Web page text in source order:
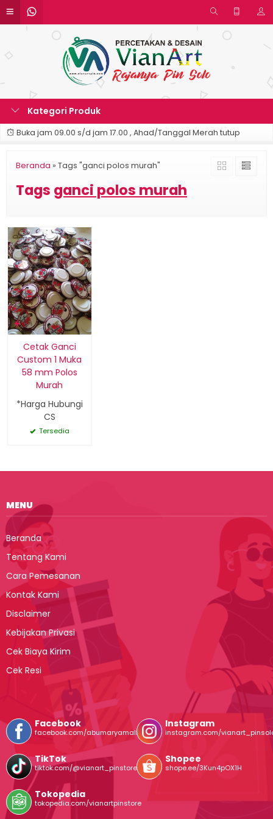
Kategori Produk
Buka jam 09.00 s/d jam 17.00 , Ahad/Tanggal Merah tutup
Beranda » Tags "ganci polos murah"
Tags ganci polos murah
Cetak Ganci
Custom 1 Muka
58 mm Polos
Murah
*Harga Hubungi
CS
Tersedia
MENU
Beranda
Tentang Kami
Cara Pemesanan
Kontak Kami
Disclaimer
Kebijakan Privasi
Cek Biaya Kirim
Cek Resi
Facebook
facebook.com/abumaryamalfirdaus
Instagram
instagram.com/
TikTok
tiktok.com/@vianart_pinstore
Shopee
shope.ee/3Kun4pOX1H
Tokopedia
tokopedia.com/vianartpinstore